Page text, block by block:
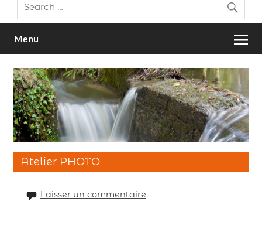
Menu
Atelier PHOTO
Laisser un commentaire